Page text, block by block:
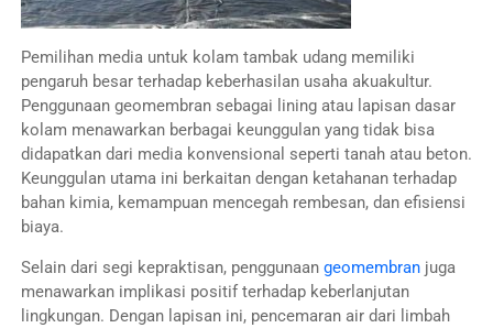
Pemilihan media untuk kolam tambak udang memiliki
pengaruh besar terhadap keberhasilan usaha akuakultur.
Penggunaan geomembran sebagai lining atau lapisan dasar
kolam menawarkan berbagai keunggulan yang tidak bisa
didapatkan dari media konvensional seperti tanah atau beton.
Keunggulan utama ini berkaitan dengan ketahanan terhadap
bahan kimia, kemampuan mencegah rembesan, dan efisiensi
biaya.
Selain dari segi kepraktisan, penggunaan geomembranjuga
menawarkan implikasi positif terhadap keberlanjutan
lingkungan. Dengan lapisan ini, pencemaran air dari limbah